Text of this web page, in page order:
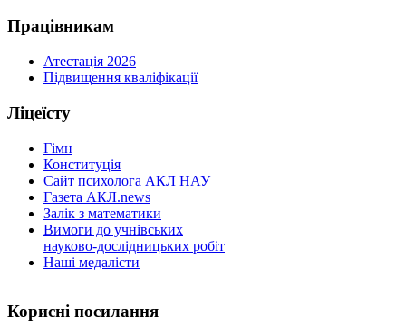
Працівникам
Атестація 2026
Підвищення кваліфікації
Ліцеїсту
Гімн
Конституція
Сайт психолога АКЛ НАУ
Газета АКЛ.news
Залік з математики
Вимоги до учнівських
науково-дослідницьких робіт
Наші медалісти
Корисні посилання